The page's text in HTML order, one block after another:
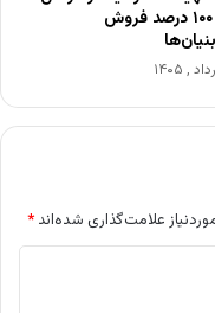
سقف ۱۰۰ درصد فروش
علامت‌گذاری شده‌اند *